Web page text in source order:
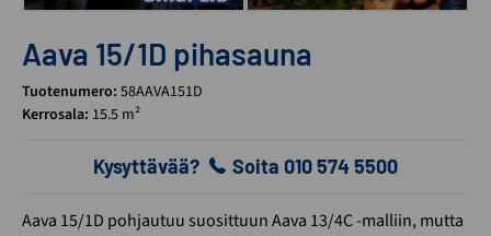
Aava 15/1D pihasauna
Tuotenumero: 58AAVA151D
Kerrosala: 15.5 m²
Kysyttävää? Soita 010 574 5500
Aava 15/1D pohjautuu suosittuun Aava 13/4C -malliin, mutta